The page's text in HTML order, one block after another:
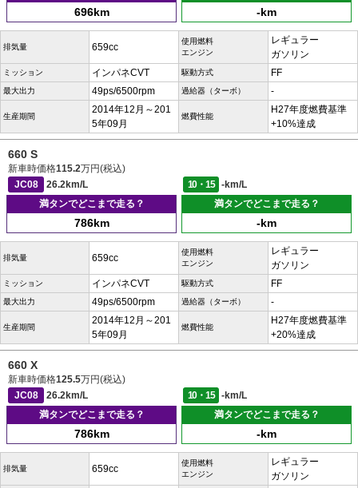
696km -km
排気量 659cc
使用燃料
エンジン
レギュラー
ガソリン
ミッション インパネCVT 駆動方式 FF
最大出力 49ps/6500rpm 過給器（ターボ） -
生産期間
2014年12月～201
5年09月
燃費性能
H27年度燃費基準
+10%達成
660 S
新車時価格115.2万円(税込)
JC08
26.2km/L 10・15
-km/L
満タンでどこまで走る？
786km
満タンでどこまで走る？
-km
排気量 659cc
使用燃料
エンジン
レギュラー
ガソリン
ミッション インパネCVT 駆動方式 FF
最大出力 49ps/6500rpm 過給器（ターボ） -
生産期間
2014年12月～201
5年09月
燃費性能
H27年度燃費基準
+20%達成
660 X
新車時価格125.5万円(税込)
JC08
26.2km/L 10・15
-km/L
満タンでどこまで走る？
786km
満タンでどこまで走る？
-km
排気量 659cc
使用燃料
エンジン
レギュラー
ガソリン